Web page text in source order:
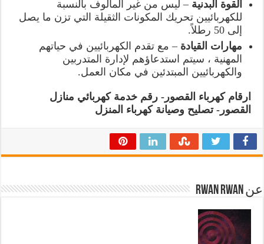
القوة البدنية – ليس من غير المألوف بالنسبة
للكهربائيين تحريك المكونات الثقيلة التي تزن ما يصل
إلى 50 رطلاً.
مهارات القيادة – مع تقدم الكهربائيين في حياتهم
المهنية ، سيتم استدعاؤهم لإدارة المتدربين
والكهربائيين المبتدئين في مكان العمل.
ارقام كهرباء القصور- رقم خدمة كهربائي منازل
القصور- تصليح وصيانة كهرباء المنزل
عن Rwan Rwan